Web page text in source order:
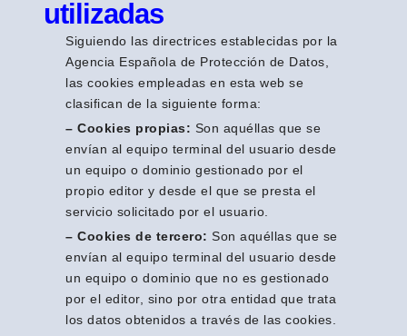
utilizadas
Siguiendo las directrices establecidas por la
Agencia Española de Protección de Datos,
las cookies empleadas en esta web se
clasifican de la siguiente forma:
– Cookies propias: Son aquéllas que se
envían al equipo terminal del usuario desde
un equipo o dominio gestionado por el
propio editor y desde el que se presta el
servicio solicitado por el usuario.
– Cookies de tercero: Son aquéllas que se
envían al equipo terminal del usuario desde
un equipo o dominio que no es gestionado
por el editor, sino por otra entidad que trata
los datos obtenidos a través de las cookies.